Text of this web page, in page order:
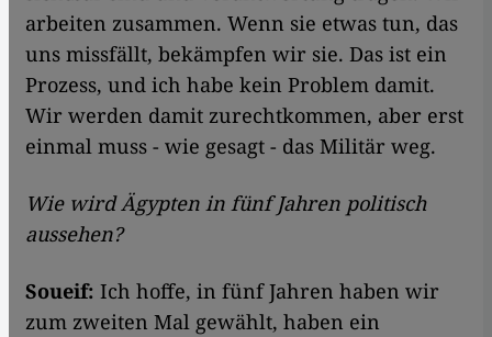
arbeiten zusammen. Wenn sie etwas tun, das
uns missfällt, bekämpfen wir sie. Das ist ein
Prozess, und ich habe kein Problem damit.
Wir werden damit zurechtkommen, aber erst
einmal muss - wie gesagt - das Militär weg.
Wie wird Ägypten in fünf Jahren politisch
aussehen?
Soueif: Ich hoffe, in fünf Jahren haben wir
zum zweiten Mal gewählt, haben ein